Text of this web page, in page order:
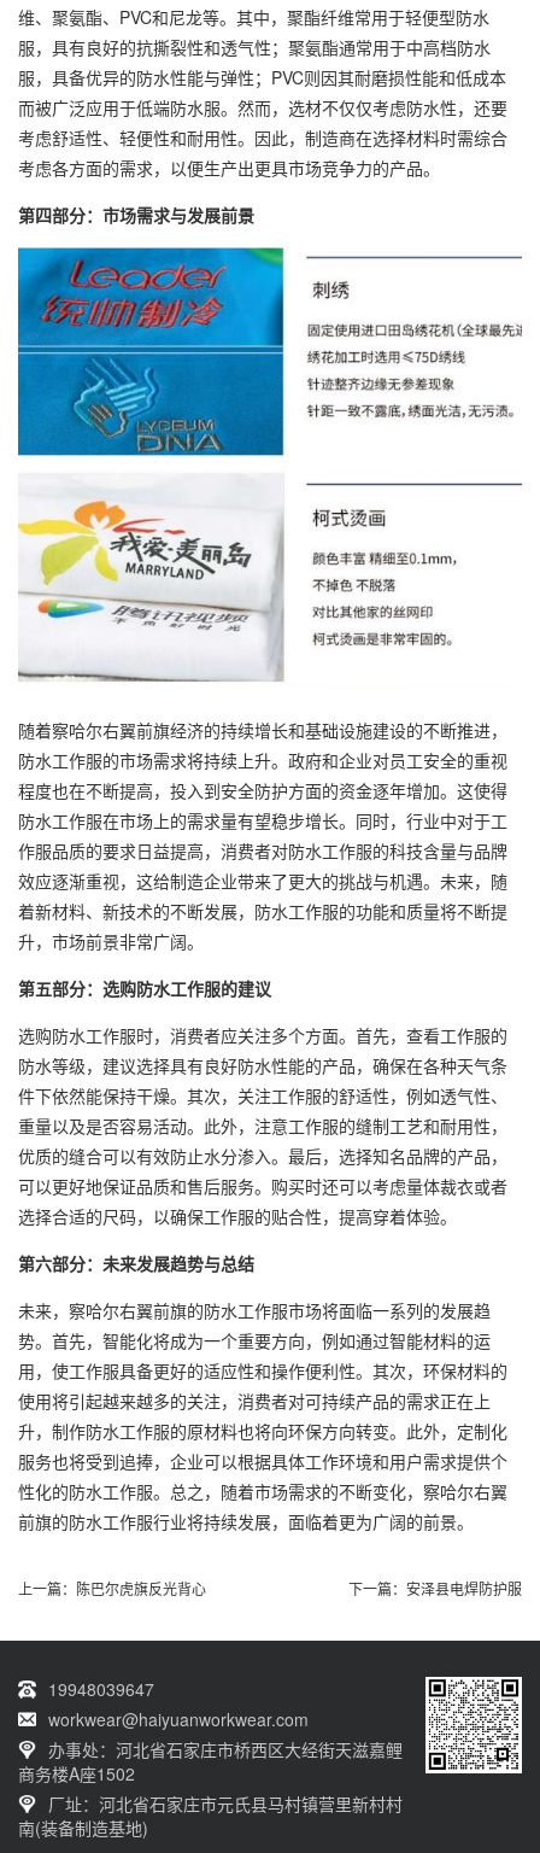
维、聚氨酯、PVC和尼龙等。其中，聚酯纤维常用于轻便型防水
服，具有良好的抗撕裂性和透气性；聚氨酯通常用于中高档防水
服，具备优异的防水性能与弹性；PVC则因其耐磨损性能和低成本
而被广泛应用于低端防水服。然而，选材不仅仅考虑防水性，还要
考虑舒适性、轻便性和耐用性。因此，制造商在选择材料时需综合
考虑各方面的需求，以便生产出更具市场竞争力的产品。
第四部分：市场需求与发展前景
随着察哈尔右翼前旗经济的持续增长和基础设施建设的不断推进，
防水工作服的市场需求将持续上升。政府和企业对员工安全的重视
程度也在不断提高，投入到安全防护方面的资金逐年增加。这使得
防水工作服在市场上的需求量有望稳步增长。同时，行业中对于工
作服品质的要求日益提高，消费者对防水工作服的科技含量与品牌
效应逐渐重视，这给制造企业带来了更大的挑战与机遇。未来，随
着新材料、新技术的不断发展，防水工作服的功能和质量将不断提
升，市场前景非常广阔。
第五部分：选购防水工作服的建议
选购防水工作服时，消费者应关注多个方面。首先，查看工作服的
防水等级，建议选择具有良好防水性能的产品，确保在各种天气条
件下依然能保持干燥。其次，关注工作服的舒适性，例如透气性、
重量以及是否容易活动。此外，注意工作服的缝制工艺和耐用性，
优质的缝合可以有效防止水分渗入。最后，选择知名品牌的产品，
可以更好地保证品质和售后服务。购买时还可以考虑量体裁衣或者
选择合适的尺码，以确保工作服的贴合性，提高穿着体验。
第六部分：未来发展趋势与总结
未来，察哈尔右翼前旗的防水工作服市场将面临一系列的发展趋
势。首先，智能化将成为一个重要方向，例如通过智能材料的运
用，使工作服具备更好的适应性和操作便利性。其次，环保材料的
使用将引起越来越多的关注，消费者对可持续产品的需求正在上
升，制作防水工作服的原材料也将向环保方向转变。此外，定制化
服务也将受到追捧，企业可以根据具体工作环境和用户需求提供个
性化的防水工作服。总之，随着市场需求的不断变化，察哈尔右翼
前旗的防水工作服行业将持续发展，面临着更为广阔的前景。
上一篇： 陈巴尔虎旗反光背心 下一篇： 安泽县电焊防护服
19948039647
workwear@haiyuanworkwear.com
办事处：河北省石家庄市桥西区大经街天滋嘉鲤
商务楼A座1502
厂址：河北省石家庄市元氏县马村镇营里新村村
南(装备制造基地)